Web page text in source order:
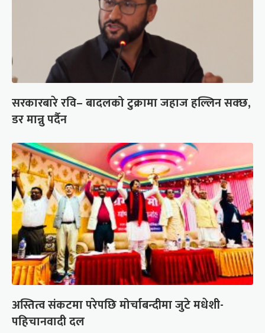
सरकारबारे रवि– बादलको टुक्रामा जहाज हल्लिन सक्छ,
डर मान्नु पर्दैन
अस्तित्व संकटमा परेपछि मोर्चाबन्दीमा जुटे मधेशी-
पहिचानवादी दल